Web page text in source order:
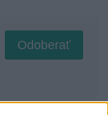
Odoberať